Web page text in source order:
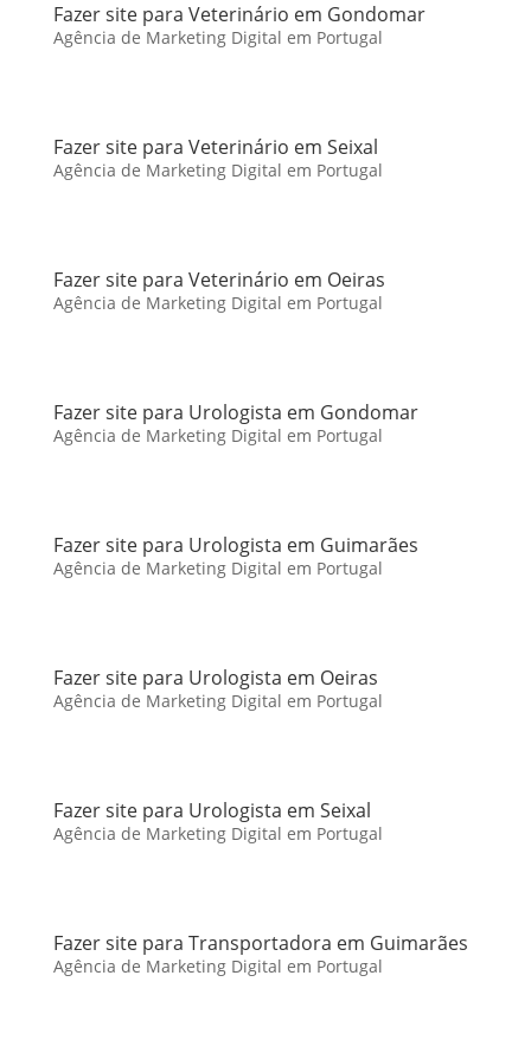
Fazer site para Veterinário em Gondomar
Agência de Marketing Digital em Portugal
Fazer site para Veterinário em Seixal
Agência de Marketing Digital em Portugal
Fazer site para Veterinário em Oeiras
Agência de Marketing Digital em Portugal
Fazer site para Urologista em Gondomar
Agência de Marketing Digital em Portugal
Fazer site para Urologista em Guimarães
Agência de Marketing Digital em Portugal
Fazer site para Urologista em Oeiras
Agência de Marketing Digital em Portugal
Fazer site para Urologista em Seixal
Agência de Marketing Digital em Portugal
Fazer site para Transportadora em Guimarães
Agência de Marketing Digital em Portugal